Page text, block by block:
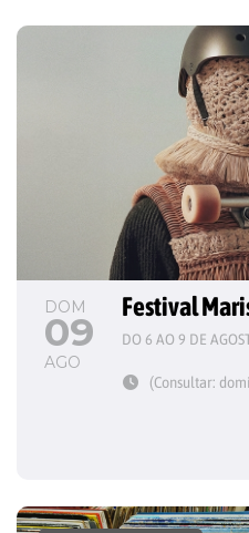
DOM
09
AGO
Festival
DO 6 AO 9 DE
(Consultar: